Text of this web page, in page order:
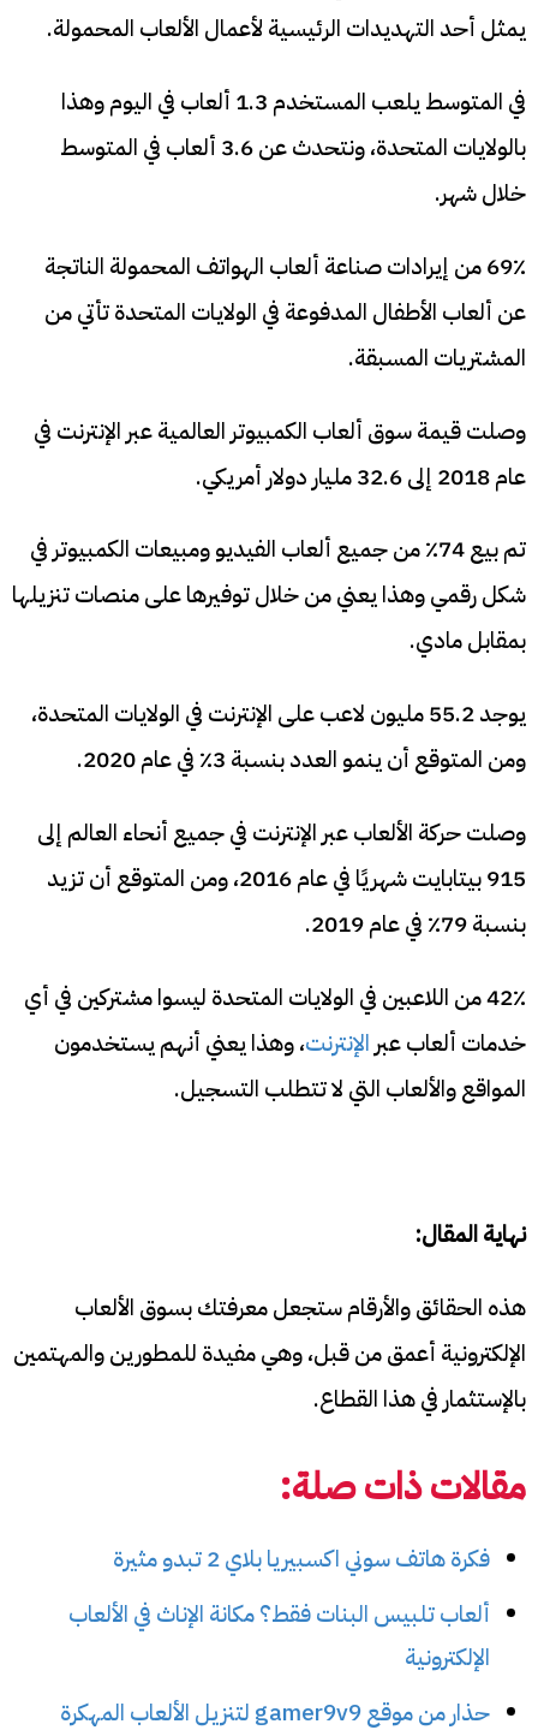
يمثل أحد التهديدات الرئيسية لأعمال الألعاب المحمولة.
في المتوسط يلعب المستخدم 1.3 ألعاب في اليوم وهذا
بالولايات المتحدة، ونتحدث عن 3.6 ألعاب في المتوسط
خلال شهر.
69٪ من إيرادات صناعة ألعاب الهواتف المحمولة الناتجة
عن ألعاب الأطفال المدفوعة في الولايات المتحدة تأتي من
المشتريات المسبقة.
وصلت قيمة سوق ألعاب الكمبيوتر العالمية عبر الإنترنت في
عام 2018 إلى 32.6 مليار دولار أمريكي.
تم بيع 74٪ من جميع ألعاب الفيديو ومبيعات الكمبيوتر في
شكل رقمي وهذا يعني من خلال توفيرها على منصات تنزيلها
بمقابل مادي.
يوجد 55.2 مليون لاعب على الإنترنت في الولايات المتحدة،
ومن المتوقع أن ينمو العدد بنسبة 3٪ في عام 2020.
وصلت حركة الألعاب عبر الإنترنت في جميع أنحاء العالم إلى
915 بيتابايت شهريًا في عام 2016، ومن المتوقع أن تزيد
بنسبة 79٪ في عام 2019.
42٪ من اللاعبين في الولايات المتحدة ليسوا مشتركين في أي
خدمات ألعاب عبر الإنترنت، وهذا يعني أنهم يستخدمون
المواقع والألعاب التي لا تتطلب التسجيل.
نهاية المقال:
هذه الحقائق والأرقام ستجعل معرفتك بسوق الألعاب
الإلكترونية أعمق من قبل، وهي مفيدة للمطورين والمهتمين
بالإستثمار في هذا القطاع.
مقالات ذات صلة:
فكرة هاتف سوني اكسبيريا بلاي 2 تبدو مثيرة
ألعاب تلبيس البنات فقط؟ مكانة الإناث في الألعاب
الإلكترونية
حذار من موقع gamer9v9 لتنزيل الألعاب المهكرة